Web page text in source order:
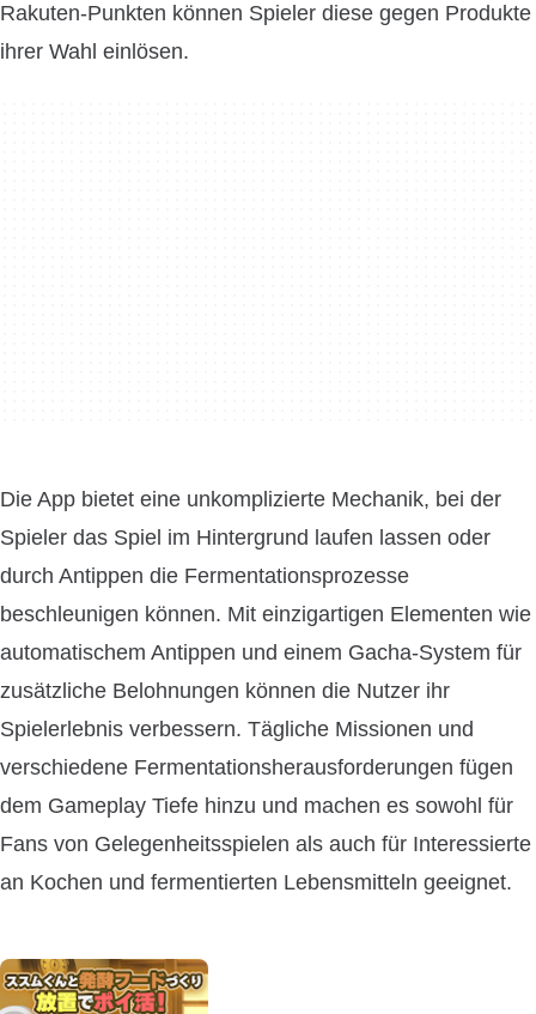
Rakuten-Punkten können Spieler diese gegen Produkte
ihrer Wahl einlösen.
Die App bietet eine unkomplizierte Mechanik, bei der
Spieler das Spiel im Hintergrund laufen lassen oder
durch Antippen die Fermentationsprozesse
beschleunigen können. Mit einzigartigen Elementen wie
automatischem Antippen und einem Gacha-System für
zusätzliche Belohnungen können die Nutzer ihr
Spielerlebnis verbessern. Tägliche Missionen und
verschiedene Fermentationsherausforderungen fügen
dem Gameplay Tiefe hinzu und machen es sowohl für
Fans von Gelegenheitsspielen als auch für Interessierte
an Kochen und fermentierten Lebensmitteln geeignet.